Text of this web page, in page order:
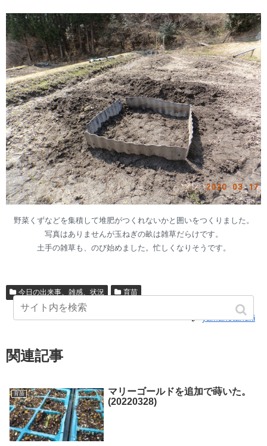
野菜くずなどを集積して堆肥がつくれないかと囲いをつくりました。
写真はありませんが玉ねぎの畝は雑草だらけです。
土手の雑草も、のび始めました。忙しくなりそうです。
今日の出来事、雑感、状況 育苗
yamanotanuki
関連記事
育苗
マリーゴールドを追加で蒔いた。
(20220328)